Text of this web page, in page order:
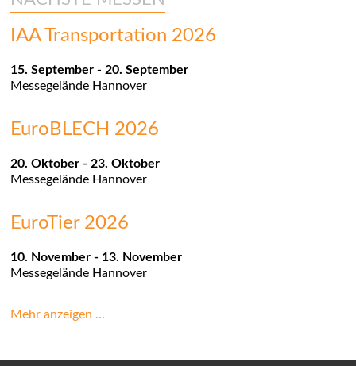
IAA Transportation 2026
15. September - 20. September
Messegelände Hannover
EuroBLECH 2026
20. Oktober - 23. Oktober
Messegelände Hannover
EuroTier 2026
10. November - 13. November
Messegelände Hannover
Mehr anzeigen …